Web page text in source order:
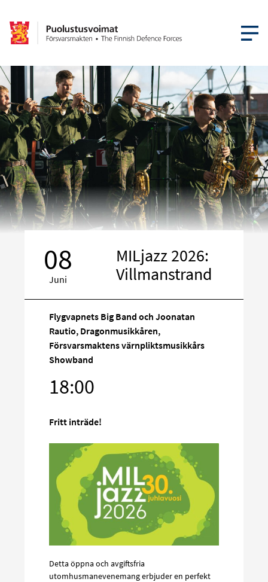
ÖPPNA
08
Juni
MILjazz 2026:
Villmanstrand
Flygvapnets Big Band och Joonatan
Rautio, Dragonmusikkåren,
Försvarsmaktens värnpliktsmusikkårs
Showband
18:00
Fritt inträde!
Detta öppna och avgiftsfria
utomhusmanevenemang erbjuder en perfekt